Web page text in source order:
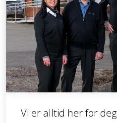
Vi er alltid her for deg